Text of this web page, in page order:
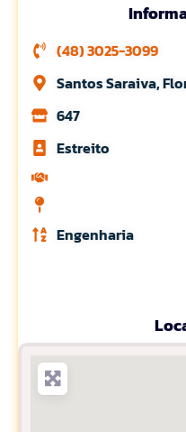
(48) 3025-3099
Santos Saraiva,
647
Estreito
Engenharia